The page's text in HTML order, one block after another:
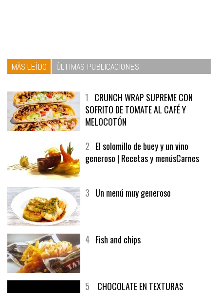
MÁS LEÍDO ÚLTIMAS PUBLICACIONES
1 CRUNCH WRAP SUPREME CON
SOFRITO DE TOMATE AL CAFÉ Y
MELOCOTÓN
2 El solomillo de buey y un vino
generoso | Recetas y menúsCarnes
3 Un menú muy generoso
4 Fish and chips
5 CHOCOLATE EN TEXTURAS